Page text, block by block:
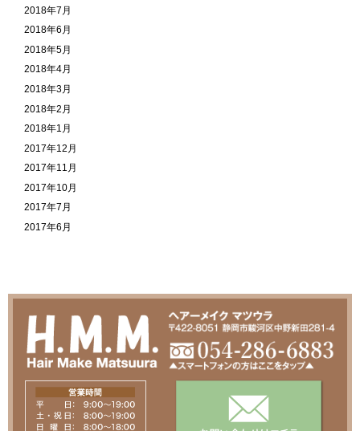
2018年7月
2018年6月
2018年5月
2018年4月
2018年3月
2018年2月
2018年1月
2017年12月
2017年11月
2017年10月
2017年7月
2017年6月